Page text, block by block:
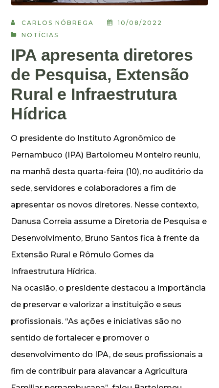
CARLOS NÓBREGA
10/08/2022
NOTÍCIAS
IPA apresenta diretores
de Pesquisa, Extensão
Rural e Infraestrutura
Hídrica
O presidente do Instituto Agronômico de
Pernambuco (IPA) Bartolomeu Monteiro reuniu,
na manhã desta quarta-feira (10), no auditório da
sede, servidores e colaboradores a fim de
apresentar os novos diretores. Nesse contexto,
Danusa Correia assume a Diretoria de Pesquisa e
Desenvolvimento, Bruno Santos fica à frente da
Extensão Rural e Rômulo Gomes da
Infraestrutura Hídrica.
Na ocasião, o presidente destacou a importância
de preservar e valorizar a instituição e seus
profissionais. “As ações e iniciativas são no
sentido de fortalecer e promover o
desenvolvimento do IPA, de seus profissionais a
fim de contribuir para alavancar a Agricultura